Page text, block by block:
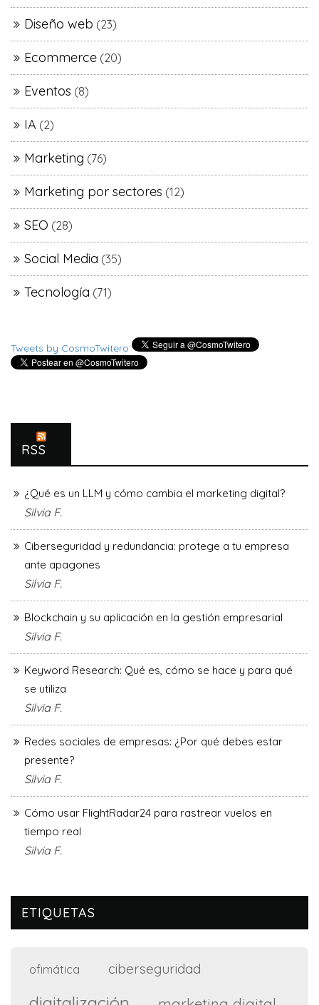
Diseño web (23)
Ecommerce (20)
Eventos (8)
IA (2)
Marketing (76)
Marketing por sectores (12)
SEO (28)
Social Media (35)
Tecnología (71)
Tweets by CosmoTwitero
RSS
¿Qué es un LLM y cómo cambia el marketing digital?
Silvia F.
Ciberseguridad y redundancia: protege a tu empresa
ante apagones
Silvia F.
Blockchain y su aplicación en la gestión empresarial
Silvia F.
Keyword Research: Qué es, cómo se hace y para qué
se utiliza
Silvia F.
Redes sociales de empresas: ¿Por qué debes estar
presente?
Silvia F.
Cómo usar FlightRadar24 para rastrear vuelos en
tiempo real
Silvia F.
ETIQUETAS
ofimática ciberseguridad